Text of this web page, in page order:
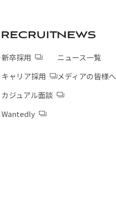
新卒採用
キャリア採用
カジュアル面談
Wantedly
ニュース一覧
メディアの皆様へ